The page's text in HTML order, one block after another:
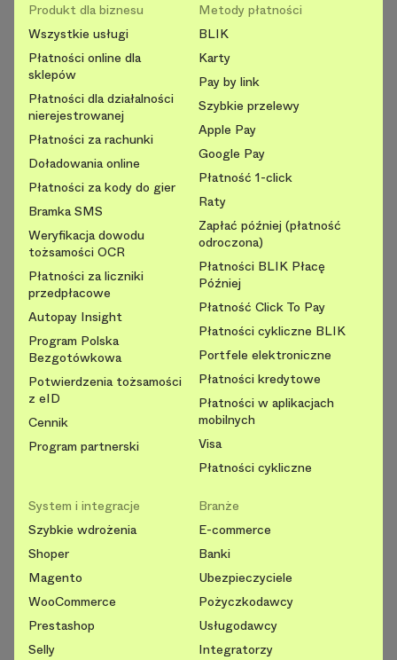
Produkt dla biznesu
Wszystkie usługi
Płatności online dla
sklepów
Płatności dla działalności
nierejestrowanej
Płatności za rachunki
Doładowania online
Płatności za kody do gier
Bramka SMS
Weryfikacja dowodu
tożsamości OCR
Płatności za liczniki
przedpłacowe
Autopay Insight
Program Polska
Bezgotówkowa
Potwierdzenia tożsamości
z eID
Cennik
Program partnerski
Metody płatności
BLIK
Karty
Pay by link
Szybkie przelewy
Apple Pay
Google Pay
Płatność 1-click
Raty
Zapłać później (płatność
odroczona)
Płatności BLIK Płacę
Później
Płatność Click To Pay
Płatności cykliczne BLIK
Portfele elektroniczne
Płatności kredytowe
Płatności w aplikacjach
mobilnych
Visa
Płatności cykliczne
System i integracje
Szybkie wdrożenia
Shoper
Magento
WooCommerce
Prestashop
Selly
Branże
E-commerce
Banki
Ubezpieczyciele
Pożyczkodawcy
Usługodawcy
Integratorzy